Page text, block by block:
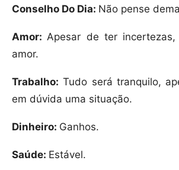
Conselho Do Dia: Não pense
Amor:Apesar de ter
amor.
Trabalho: Tudo será tranquilo,
em dúvida uma situação.
Dinheiro: Ganhos.
Saúde: Estável.